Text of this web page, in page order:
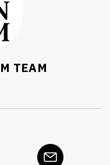
TEAM